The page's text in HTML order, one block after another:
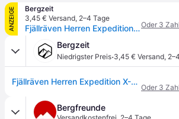
ANZEIGE
Bergzeit
3,45 € Versand, 2–4 Tage
Fjällräven Herren Expedition X-Lätt WesteOder 3
Bergzeit
Niedrigster Preis·3,45 € Versand,
Fjällräven Herren Expedition X-Lätt Weste
Oder 3
Bergfreunde